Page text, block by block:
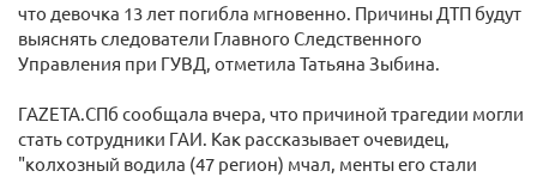
что девочка 13 лет погибла мгновенно. Причины ДТП будут
выяснять следователи Главного Следственного
Управления при ГУВД, отметила Татьяна Зыбина.
ГАZЕТА.СПб сообщала вчера, что причиной трагедии могли
стать сотрудники ГАИ. Как рассказывает очевидец,
"колхозный водила (47 регион) мчал, менты его стали